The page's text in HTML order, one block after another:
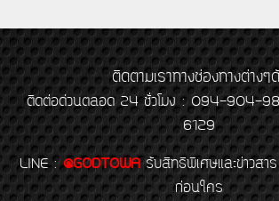
ติดตามเราทางช่องทางต่างๆ
ติดต่อด่วนตลอด 24 ชั่วโมง : 094-904-
6129
LINE : @GODTOWA รับสิทธิพิเศษและข่าวสา
ก่อนใคร